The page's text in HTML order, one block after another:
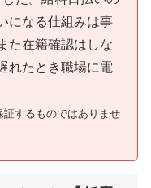
になる仕組みは事
た在籍確認はしな
れたとき職場に電
するものではありませ